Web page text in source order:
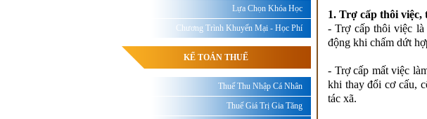
1. Trợ cấp thôi việc,
- Trợ cấp thôi việc
động khi chấm dứt
- Trợ cấp mất việc
khi thay đổi cơ cấu,
tác xã.
Lựa Chọn Khóa Học
Chương Trình Khuyến Mại - Học Phí
KẾ TOÁN THUẾ
Thuế Thu Nhập Cá Nhân
Thuế Giá Trị Gia Tăng